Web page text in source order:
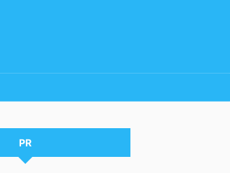
PR